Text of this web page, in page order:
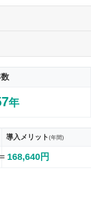
年
導入メリット(年間)
= 168,640円